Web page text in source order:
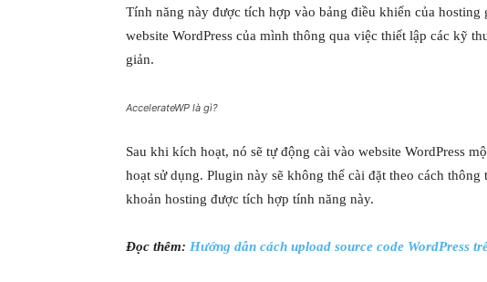
Tính năng này được tích hợp vào bảng điều khiển của
website WordPress của mình thông qua việc thiết lập các kỹ
giản.
AccelerateWP là gì?
Sau khi kích hoạt, nó sẽ tự động cài vào website WordPress
hoạt sử dụng. Plugin này sẽ không thể cài đặt theo cách
khoản hosting được tích hợp tính năng này.
Đọc thêm: Hướng dẫn cách upload source code WordPress